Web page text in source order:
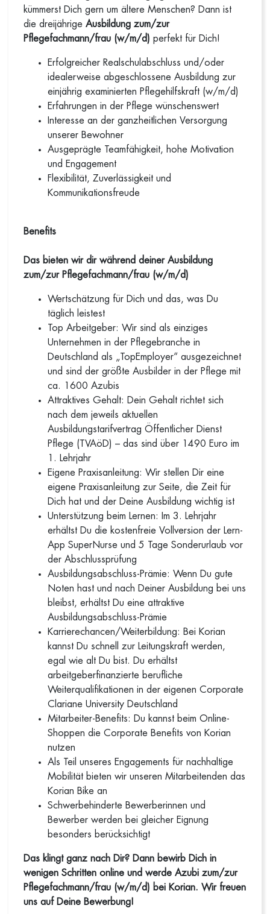
kümmerst Dich gern um ältere Menschen? Dann ist
die dreijährigeAusbildung zum/zur
Pflegefachmann/frau (w/m/d)perfekt für Dich!
Erfolgreicher Realschulabschluss und/oder
idealerweise abgeschlossene Ausbildung zur
einjährig examinierten Pflegehilfskraft (w/m/d)
Erfahrungen in der Pflege wünschenswert
Interesse an der ganzheitlichen Versorgung
unserer Bewohner
Ausgeprägte Teamfähigkeit, hohe Motivation
und Engagement
Flexibilität, Zuverlässigkeit und
Kommunikationsfreude
Benefits
Das bieten wir dir während deiner Ausbildung
zum/zur Pflegefachmann/frau (w/m/d)
Wertschätzung für Dich und das, was Du
täglich leistest
Top Arbeitgeber: Wir sind als einziges
Unternehmen in der Pflegebranche in
Deutschland als „TopEmployer“ ausgezeichnet
und sind der größte Ausbilder in der Pflege mit
ca. 1600 Azubis
Attraktives Gehalt: Dein Gehalt richtet sich
nach dem jeweils aktuellen
Ausbildungstarifvertrag Öffentlicher Dienst
Pflege (TVAöD) – das sind über 1490 Euro im
1. Lehrjahr
Eigene Praxisanleitung: Wir stellen Dir eine
eigene Praxisanleitung zur Seite, die Zeit für
Dich hat und der Deine Ausbildung wichtig ist
Unterstützung beim Lernen: Im 3. Lehrjahr
erhältst Du die kostenfreie Vollversion der Lern-
App SuperNurse und 5 Tage Sonderurlaub vor
der Abschlussprüfung
Ausbildungsabschluss-Prämie: Wenn Du gute
Noten hast und nach Deiner Ausbildung bei uns
bleibst, erhältst Du eine attraktive
Ausbildungsabschluss-Prämie
Karrierechancen/Weiterbildung: Bei Korian
kannst Du schnell zur Leitungskraft werden,
egal wie alt Du bist. Du erhältst
arbeitgeberfinanzierte berufliche
Weiterqualifikationen in der eigenen Corporate
Clariane University Deutschland
Mitarbeiter-Benefits: Du kannst beim Online-
Shoppen die Corporate Benefits von Korian
nutzen
Als Teil unseres Engagements für nachhaltige
Mobilität bieten wir unseren Mitarbeitenden das
Korian Bike an
Schwerbehinderte Bewerberinnen und
Bewerber werden bei gleicher Eignung
besonders berücksichtigt
Das klingt ganz nach Dir? Dann bewirb Dich in
wenigen Schritten online und werde Azubi zum/zur
Pflegefachmann/frau (w/m/d) bei Korian. Wir freuen
uns auf Deine Bewerbung!